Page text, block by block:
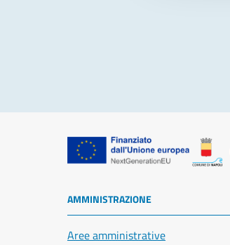
AMMINISTRAZIONE
Aree amministrative